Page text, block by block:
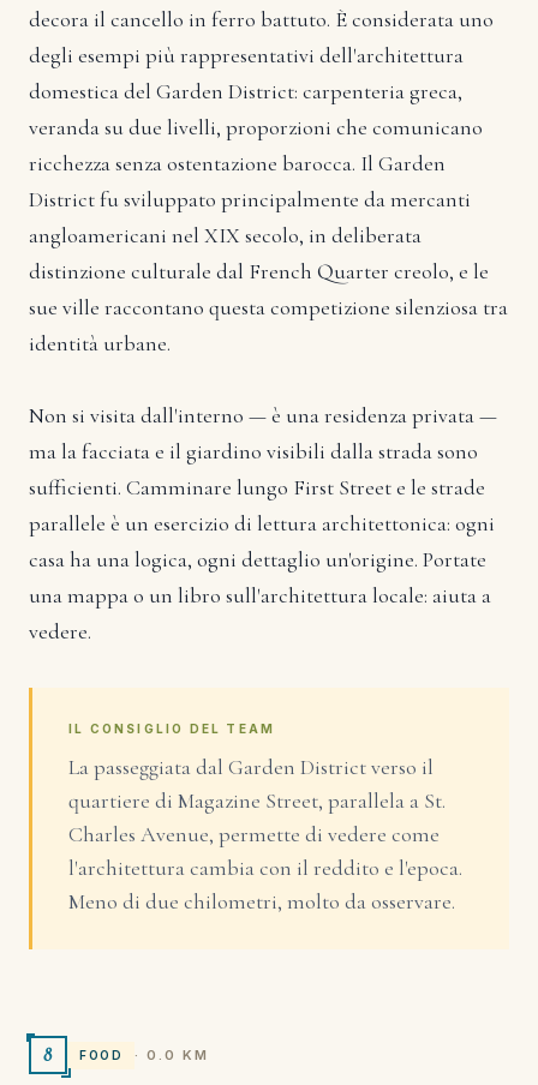
decora il cancello in ferro battuto. È considerata uno
degli esempi più rappresentativi dell'architettura
domestica del Garden District: carpenteria greca,
veranda su due livelli, proporzioni che comunicano
ricchezza senza ostentazione barocca. Il Garden
District fu sviluppato principalmente da mercanti
angloamericani nel XIX secolo, in deliberata
distinzione culturale dal French Quarter creolo, e le
sue ville raccontano questa competizione silenziosa tra
identità urbane.
Non si visita dall'interno — è una residenza privata —
ma la facciata e il giardino visibili dalla strada sono
sufficienti. Camminare lungo First Street e le strade
parallele è un esercizio di lettura architettonica: ogni
casa ha una logica, ogni dettaglio un'origine. Portate
una mappa o un libro sull'architettura locale: aiuta a
vedere.
IL CONSIGLIO DEL TEAM
La passeggiata dal Garden District verso il
quartiere di Magazine Street, parallela a St.
Charles Avenue, permette di vedere come
l'architettura cambia con il reddito e l'epoca.
Meno di due chilometri, molto da osservare.
8 FOOD · 0.0 KM